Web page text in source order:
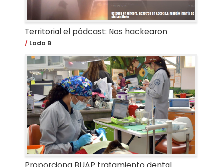
Territorial el pódcast: Nos hackearon
Lado B